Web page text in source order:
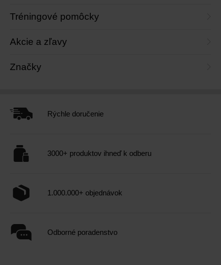
Tréningové pomôcky
Akcie a zľavy
Značky
Rýchle doručenie
3000+ produktov ihneď k odberu
1.000.000+ objednávok
Odborné poradenstvo